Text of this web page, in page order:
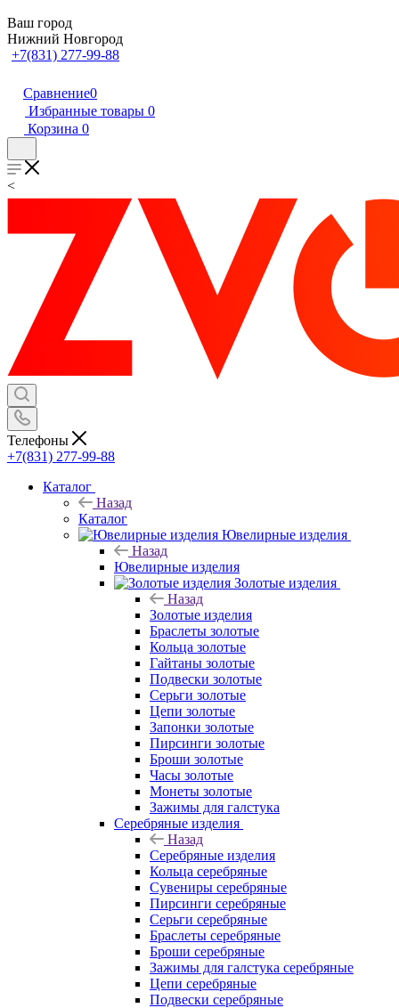
Ваш город
Нижний Новгород
+7(831) 277-99-88
Сравнение0
Избранные товары 0
Корзина 0
<
Телефоны
+7(831) 277-99-88
Каталог
Назад
Каталог
Ювелирные изделия
Назад
Ювелирные изделия
Золотые изделия
Назад
Золотые изделия
Браслеты золотые
Кольца золотые
Гайтаны золотые
Подвески золотые
Серьги золотые
Цепи золотые
Запонки золотые
Пирсинги золотые
Броши золотые
Часы золотые
Монеты золотые
Зажимы для галстука
Серебряные изделия
Назад
Серебряные изделия
Кольца серебряные
Сувениры серебряные
Пирсинги серебряные
Серьги серебряные
Браслеты серебряные
Броши серебряные
Зажимы для галстука серебряные
Цепи серебряные
Подвески серебряные